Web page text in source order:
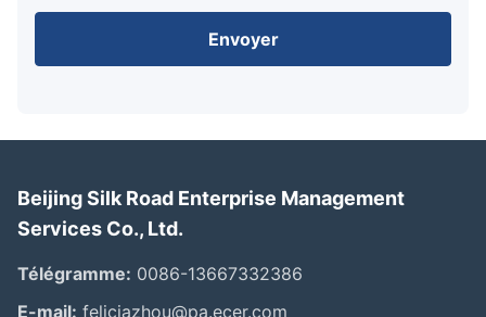
Envoyer
Beijing Silk Road Enterprise Management
Services Co., Ltd.
Télégramme: 0086-13667332386
E-mail: feliciazhou@pa.ecer.com